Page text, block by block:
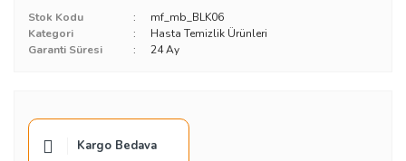
Stok Kodu
mf_mb_BLK06
Kategori
Hasta Temizlik Ürünleri
Garanti Süresi
24 Ay
Kargo Bedava